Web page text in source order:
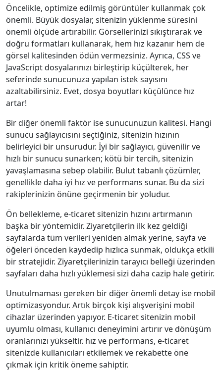
Öncelikle, optimize edilmiş görüntüler kullanmak çok
önemli. Büyük dosyalar, sitenizin yüklenme süresini
önemli ölçüde artırabilir. Görsellerinizi sıkıştırarak ve
doğru formatları kullanarak, hem hız kazanır hem de
görsel kalitesinden ödün vermezsiniz. Ayrıca, CSS ve
JavaScript dosyalarınızı birleştirip küçülterek, her
seferinde sunucunuza yapılan istek sayısını
azaltabilirsiniz. Evet, dosya boyutları küçülünce hız
artar!
Bir diğer önemli faktör ise sunucunuzun kalitesi. Hangi
sunucu sağlayıcısını seçtiğiniz, sitenizin hızının
belirleyici bir unsurudur. İyi bir sağlayıcı, güvenilir ve
hızlı bir sunucu sunarken; kötü bir tercih, sitenizin
yavaşlamasına sebep olabilir. Bulut tabanlı çözümler,
genellikle daha iyi hız ve performans sunar. Bu da sizi
rakiplerinizin önüne geçirmenin bir yoludur.
Ön bellekleme, e-ticaret sitenizin hızını artırmanın
başka bir yöntemidir. Ziyaretçilerin ilk kez geldiği
sayfalarda tüm verileri yeniden almak yerine, sayfa ve
öğeleri önceden kaydedip hızlıca sunmak, oldukça etkili
bir stratejidir. Ziyaretçilerinizin tarayıcı belleği üzerinden
sayfaları daha hızlı yüklemesi sizi daha cazip hale getirir.
Unutulmaması gereken bir diğer önemli detay ise mobil
optimizasyondur. Artık birçok kişi alışverişini mobil
cihazlar üzerinden yapıyor. E-ticaret sitenizin mobil
uyumlu olması, kullanıcı deneyimini artırır ve dönüşüm
oranlarınızı yükseltir. hız ve performans, e-ticaret
sitenizde kullanıcıları etkilemek ve rekabette öne
çıkmak için kritik öneme sahiptir.